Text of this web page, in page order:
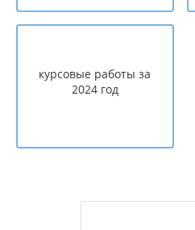
курсовые работы за
2024 год